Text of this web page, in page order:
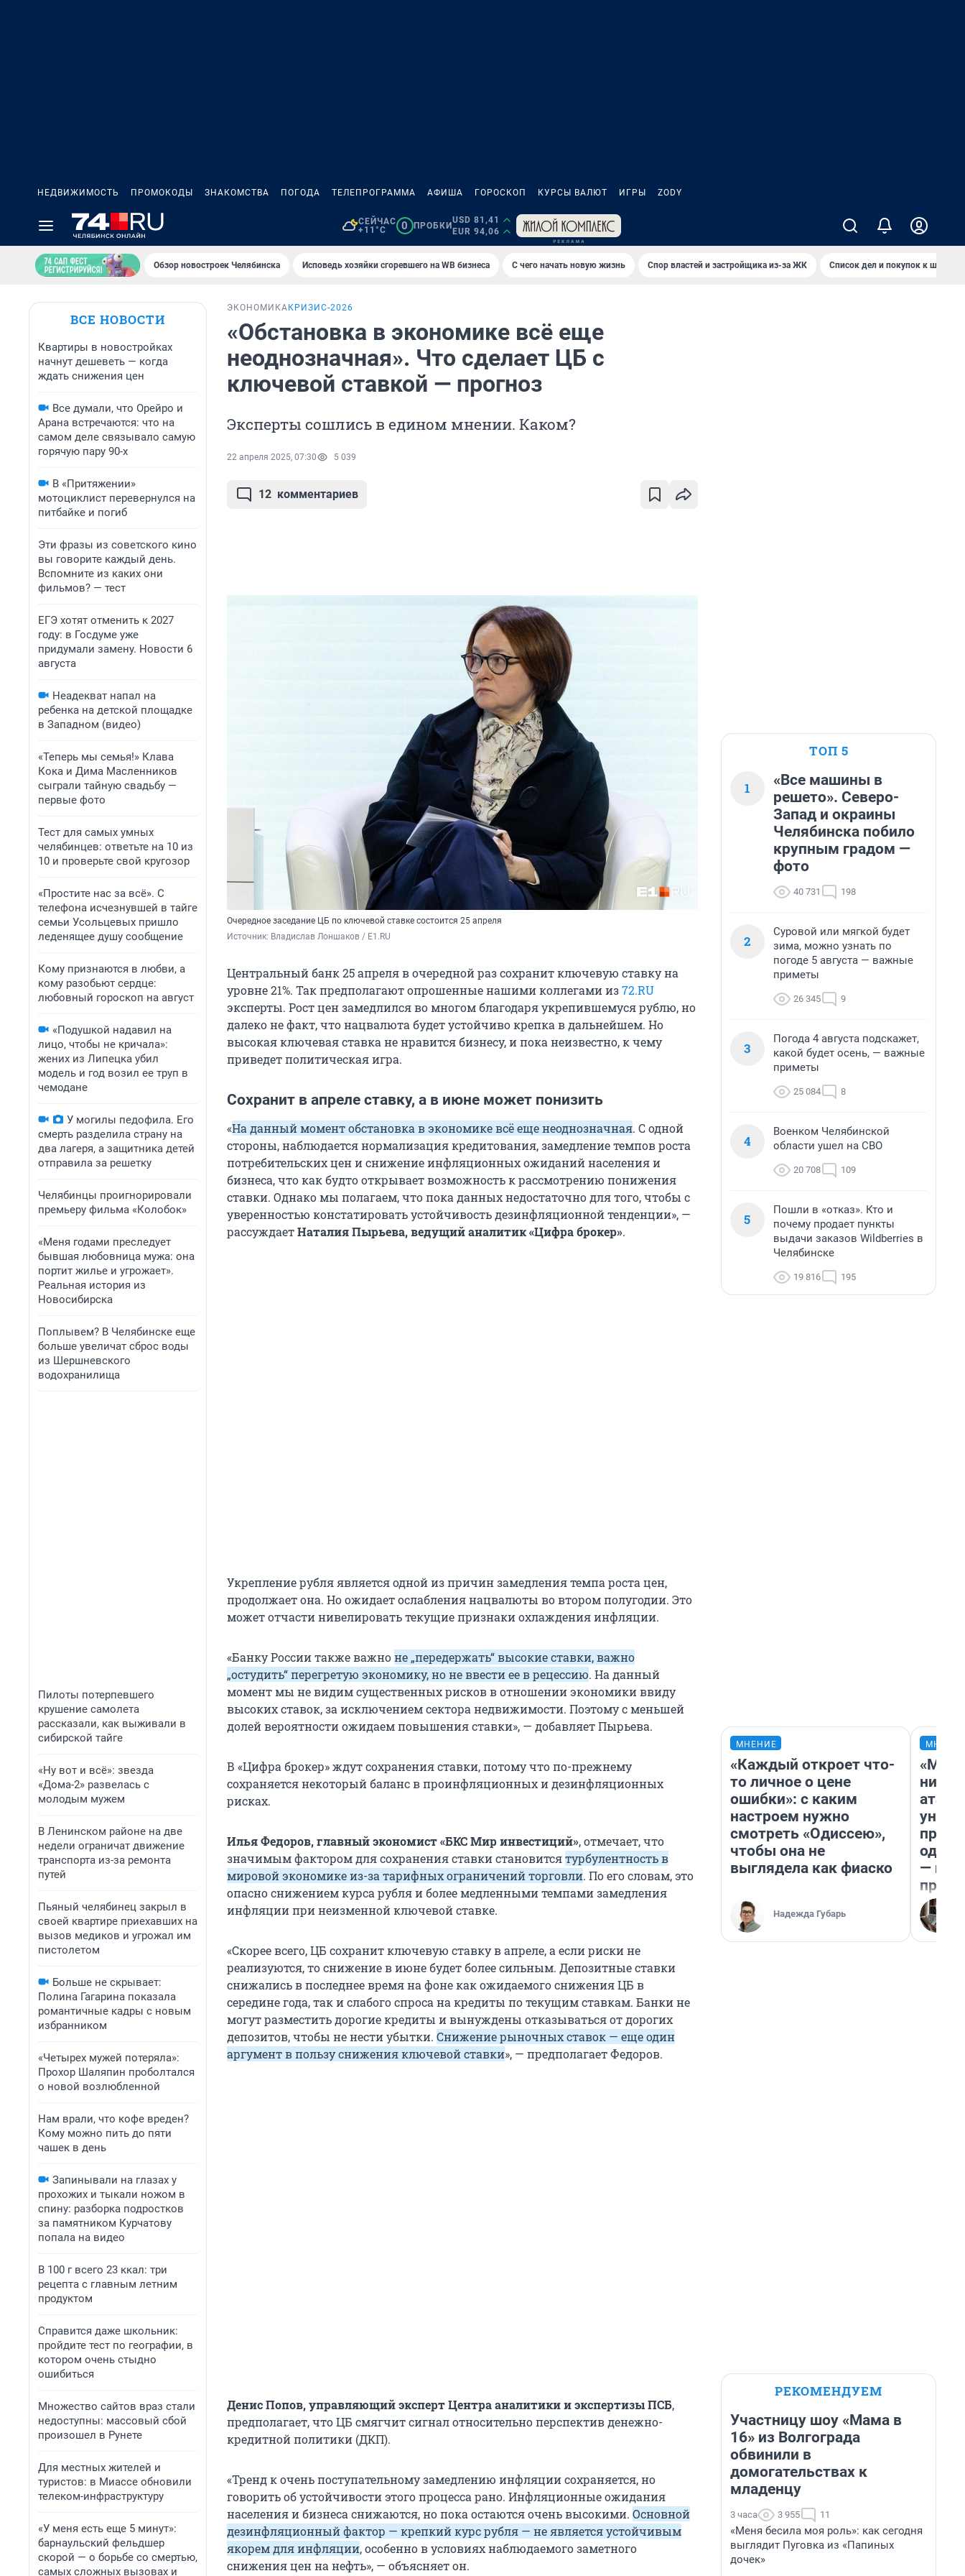
НЕДВИЖИМОСТЬ ПРОМОКОДЫ ЗНАКОМСТВА ПОГОДА ТЕЛЕПРОГРАММА АФИША ГОРОСКОП КУРСЫ ВАЛЮТ ИГРЫ ZODY
СЕЙЧАС
+11°C
0 ПРОБКИ
USD 81,41
EUR 94,06
Обзор новостроек Челябинска Исповедь хозяйки сгоревшего на WB бизнеса С чего начать новую жизнь Спор властей и застройщика из-за ЖК Список дел и покупок к школе
ВСЕ НОВОСТИ
Квартиры в новостройках
начнут дешеветь — когда
ждать снижения цен
Все думали, что Орейро и
Арана встречаются: что на
самом деле связывало самую
горячую пару 90-х
В «Притяжении»
мотоциклист перевернулся на
питбайке и погиб
Эти фразы из советского кино
вы говорите каждый день.
Вспомните из каких они
фильмов? — тест
ЕГЭ хотят отменить к 2027
году: в Госдуме уже
придумали замену. Новости 6
августа
Неадекват напал на
ребенка на детской площадке
в Западном (видео)
«Теперь мы семья!» Клава
Кока и Дима Масленников
сыграли тайную свадьбу —
первые фото
Тест для самых умных
челябинцев: ответьте на 10 из
10 и проверьте свой кругозор
«Простите нас за всё». С
телефона исчезнувшей в тайге
семьи Усольцевых пришло
леденящее душу сообщение
Кому признаются в любви, а
кому разобьют сердце:
любовный гороскоп на август
«Подушкой надавил на
лицо, чтобы не кричала»:
жених из Липецка убил
модель и год возил ее труп в
чемодане
У могилы педофила. Его
смерть разделила страну на
два лагеря, а защитника детей
отправила за решетку
Челябинцы проигнорировали
премьеру фильма «Колобок»
«Меня годами преследует
бывшая любовница мужа: она
портит жилье и угрожает».
Реальная история из
Новосибирска
Поплывем? В Челябинске еще
больше увеличат сброс воды
из Шершневского
водохранилища
Пилоты потерпевшего
крушение самолета
рассказали, как выживали в
сибирской тайге
«Ну вот и всё»: звезда
«Дома-2» развелась с
молодым мужем
В Ленинском районе на две
недели ограничат движение
транспорта из-за ремонта
путей
Пьяный челябинец закрыл в
своей квартире приехавших на
вызов медиков и угрожал им
пистолетом
Больше не скрывает:
Полина Гагарина показала
романтичные кадры с новым
избранником
«Четырех мужей потеряла»:
Прохор Шаляпин проболтался
о новой возлюбленной
Нам врали, что кофе вреден?
Кому можно пить до пяти
чашек в день
Запинывали на глазах у
прохожих и тыкали ножом в
спину: разборка подростков
за памятником Курчатову
попала на видео
В 100 г всего 23 ккал: три
рецепта с главным летним
продуктом
Справится даже школьник:
пройдите тест по географии, в
котором очень стыдно
ошибиться
Множество сайтов враз стали
недоступны: массовый сбой
произошел в Рунете
Для местных жителей и
туристов: в Миассе обновили
телеком-инфраструктуру
«У меня есть еще 5 минут»:
барнаульский фельдшер
скорой — о борьбе со смертью,
самых сложных вызовах и
ЭКОНОМИКА КРИЗИС-2026
«Обстановка в экономике всё еще
неоднозначная». Что сделает ЦБ с
ключевой ставкой — прогноз
Эксперты сошлись в едином мнении. Каком?
22 апреля 2025, 07:30 5 039
12 комментариев
Очередное заседание ЦБ по ключевой ставке состоится 25 апреля
Источник: Владислав Лоншаков / E1.RU
Центральный банк 25 апреля в очередной раз сохранит ключевую ставку на
уровне 21%. Так предполагают опрошенные нашими коллегами из72.RU
эксперты. Рост цен замедлился во многом благодаря укрепившемуся рублю, но
далеко не факт, что нацвалюта будет устойчиво крепка в дальнейшем. Но
высокая ключевая ставка не нравится бизнесу, и пока неизвестно, к чему
приведет политическая игра.
Сохранит в апреле ставку, а в июне может понизить
«На данный момент обстановка в экономике всё еще неоднозначная. С одной
стороны, наблюдается нормализация кредитования, замедление темпов роста
потребительских цен и снижение инфляционных ожиданий населения и
бизнеса, что как будто открывает возможность к рассмотрению понижения
ставки. Однако мы полагаем, что пока данных недостаточно для того, чтобы с
уверенностью констатировать устойчивость дезинфляционной тенденции», —
рассуждаетНаталия Пырьева, ведущий аналитик «Цифра брокер».
Укрепление рубля является одной из причин замедления темпа роста цен,
продолжает она. Но ожидает ослабления нацвалюты во втором полугодии. Это
может отчасти нивелировать текущие признаки охлаждения инфляции.
«Банку России также важноне „передержать“ высокие ставки, важно
„остудить“ перегретую экономику, но не ввести ее в рецессию. На данный
момент мы не видим существенных рисков в отношении экономики ввиду
высоких ставок, за исключением сектора недвижимости. Поэтому с меньшей
долей вероятности ожидаем повышения ставки», — добавляет Пырьева.
В «Цифра брокер» ждут сохранения ставки, потому что по-прежнему
сохраняется некоторый баланс в проинфляционных и дезинфляционных
рисках.
Илья Федоров, главный экономист «БКС Мир инвестиций», отмечает, что
значимым фактором для сохранения ставки становитсятурбулентность в
мировой экономике из-за тарифных ограничений торговли. По его словам, это
опасно снижением курса рубля и более медленными темпами замедления
инфляции при неизменной ключевой ставке.
«Скорее всего, ЦБ сохранит ключевую ставку в апреле, а если риски не
реализуются, то снижение в июне будет более сильным. Депозитные ставки
снижались в последнее время на фоне как ожидаемого снижения ЦБ в
середине года, так и слабого спроса на кредиты по текущим ставкам. Банки не
могут разместить дорогие кредиты и вынуждены отказываться от дорогих
депозитов, чтобы не нести убытки. Снижение рыночных ставок — еще один
аргумент в пользу снижения ключевой ставки», — предполагает Федоров.
Денис Попов, управляющий эксперт Центра аналитики и экспертизы ПСБ,
предполагает, что ЦБ смягчит сигнал относительно перспектив денежно-
кредитной политики (ДКП).
«Тренд к очень поступательному замедлению инфляции сохраняется, но
говорить об устойчивости этого процесса рано. Инфляционные ожидания
населения и бизнеса снижаются, но пока остаются очень высокими. Основной
дезинфляционный фактор — крепкий курс рубля — не является устойчивым
якорем для инфляции, особенно в условиях наблюдаемого заметного
снижения цен на нефть», — объясняет он.
ТОП 5
1
«Все машины в
решето». Северо-
Запад и окраины
Челябинска побило
крупным градом —
фото
40 731 198
2
Суровой или мягкой будет
зима, можно узнать по
погоде 5 августа — важные
приметы
26 345 9
3
Погода 4 августа подскажет,
какой будет осень, — важные
приметы
25 084 8
4
Военком Челябинской
области ушел на СВО
20 708 109
5
Пошли в «отказ». Кто и
почему продает пункты
выдачи заказов Wildberries в
Челябинске
19 816 195
МНЕНИЕ
«Каждый откроет что-
то личное о цене
ошибки»: с каким
настроем нужно
смотреть «Одиссею»,
чтобы она не
выглядела как фиаско
Надежда Губарь
атаки
—
РЕКОМЕНДУЕМ
Участницу шоу «Мама в
16» из Волгограда
обвинили в
домогательствах к
младенцу
3 часа 3 955 11
«Меня бесила моя роль»: как сегодня
выглядит Пуговка из «Папиных
дочек»